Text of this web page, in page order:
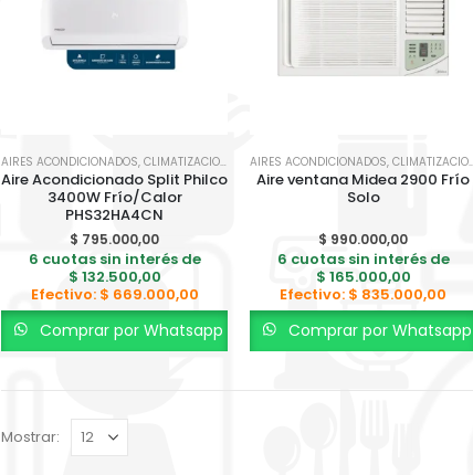
AIRES ACONDICIONADOS, CLIMATIZACION
Aire Acondicionado Split Philco
3400W Frío/Calor
PHS32HA4CN
$ 795.000,00
6 cuotas sin interés de
$ 132.500,00
Efectivo: $ 669.000,00
Comprar por Whatsapp
AIRES ACONDICIONADOS, CLIMATIZACION
Aire ventana Midea 2900 Frío
Solo
$ 990.000,00
6 cuotas sin interés de
$ 165.000,00
Efectivo: $ 835.000,00
Comprar por Whatsapp
Mostrar:
BICI KEIRIN D26 PY FULL BP10F
6 cuotas sin interés de